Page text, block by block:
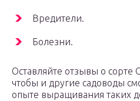
Вредители.
Болезни.
Оставляйте отзывы о сорте
чтобы и другие садоводы
опыте выращивания таких